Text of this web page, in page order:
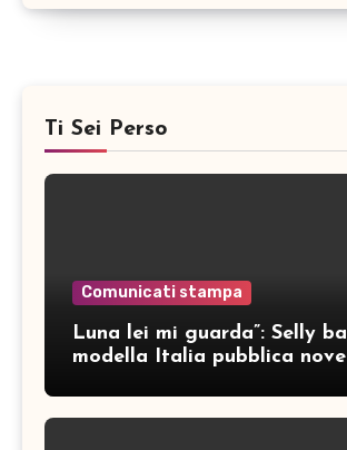
Ti Sei Perso
Comunicati stampa
Luna lei mi guarda”: Selly
modella Italia pubblica